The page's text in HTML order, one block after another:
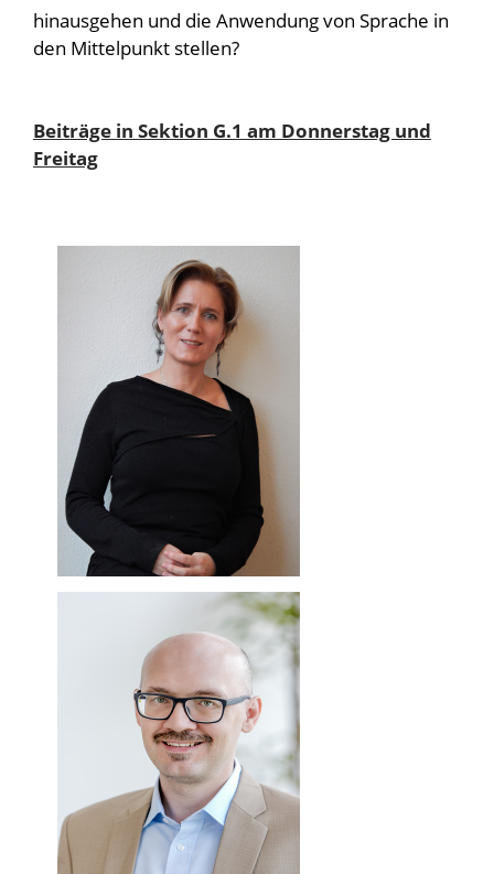
hinausgehen und die Anwendung von Sprache in
den Mittelpunkt stellen?
Beiträge in Sektion G.1 am Donnerstag und
Freitag